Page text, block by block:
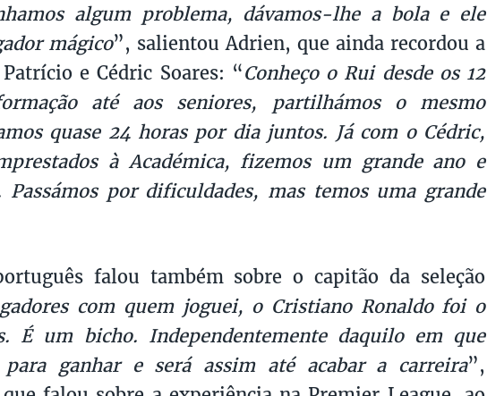
algum problema, dávamos-lhe a bola e ele
mágico”, salientou Adrien, que ainda recordou a
e Cédric Soares: “Conheço o Rui desde os 12
até aos seniores, partilhámos o mesmo
quase 24 horas por dia juntos. Já com o Cédric,
à Académica, fizemos um grande ano e
Passámos por dificuldades, mas temos uma grande
falou também sobre o capitão da seleção
com quem joguei, o Cristiano Ronaldo foi o
É um bicho. Independentemente daquilo em que
ganhar e será assim até acabar a carreira”,